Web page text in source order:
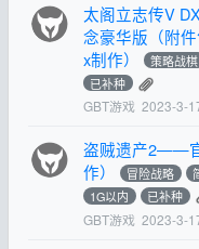
太阁立志传V
念豪华版（附
x制作）
策略战棋
已补种
GBT游戏 2023-3-
盗贼遗产2——
作）
冒险战略
1G以内
已补种
GBT游戏 2023-3-